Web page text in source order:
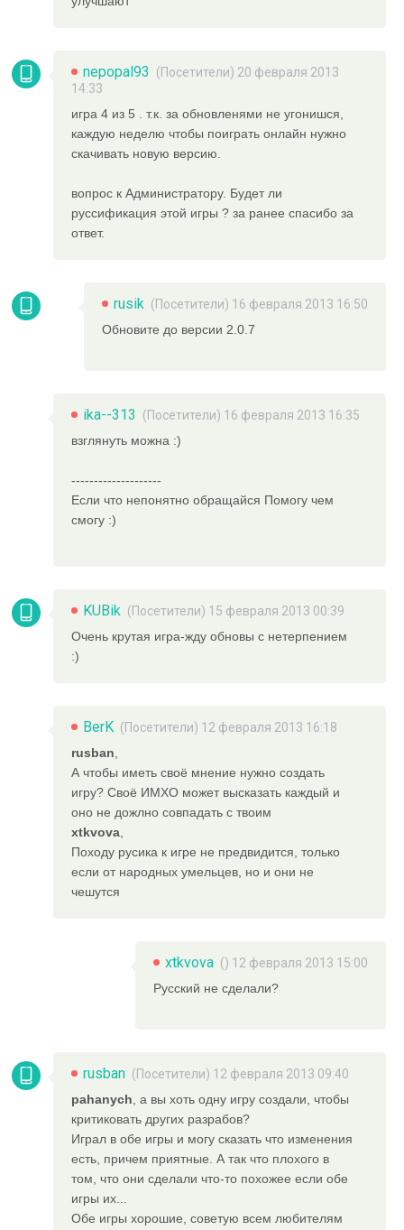
nepopal93
(Посетители) 20 февраля 2013
14:33
игра 4 из 5 . т.к. за обновленями не угонишся,
каждую неделю чтобы поиграть онлайн нужно
скачивать новую версию.
вопрос к Администратору. Будет ли
руссификация этой игры ? за ранее спасибо за
ответ.
rusik (Посетители) 16 февраля 2013 16:50
Обновите до версии 2.0.7
ika--313
(Посетители) 16 февраля 2013 16:35
взглянуть можна :)
--------------------
Если что непонятно обращайся Помогу чем
смогу :)
KUBik (Посетители) 15 февраля 2013 00:39
Очень крутая игра-жду обновы с нетерпением
:)
BerK (Посетители) 12 февраля 2013 16:18
rusban
А чтобы иметь своё мнение нужно создать
игру? Своё ИМХО может высказать каждый и
оно не дожлно совпадать с твоим
xtkvova
Походу русика к игре не предвидится, только
если от народных умельцев, но и они не
чешутся
xtkvova () 12 февраля 2013 15:00
Русский не сделали?
rusban (Посетители) 12 февраля 2013 09:40
pahanych , а вы хоть одну игру создали, чтобы
критиковать других разрабов?
Играл в обе игры и могу сказать что изменения
есть, причем приятные. А так что плохого в
том, что они сделали что-то похожее если обе
игры их...
Обе игры хорошие, советую всем любителям